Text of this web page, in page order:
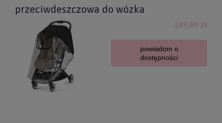
przeciwdeszczowa do wózka
189,00 zł
powiadom o
dostępności